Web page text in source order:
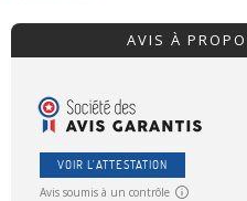
AVIS À
VOIR L'ATTESTATION
Avis soumis à un contrôle